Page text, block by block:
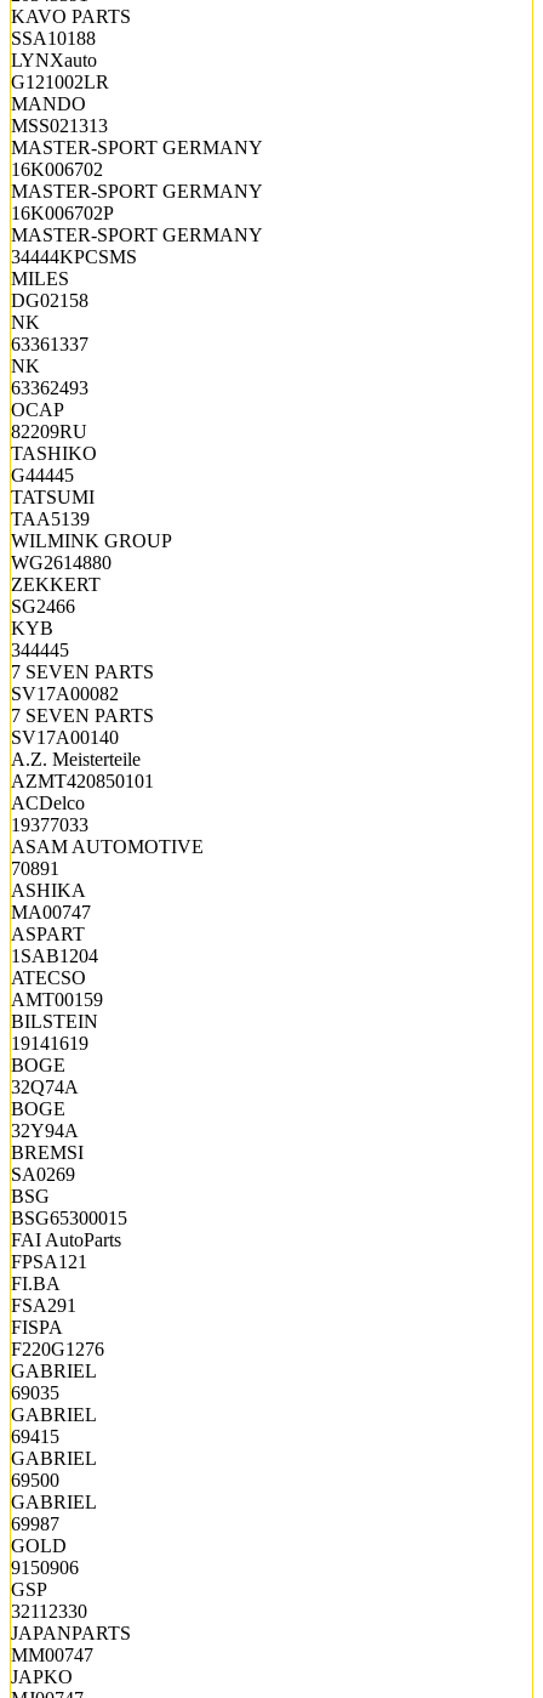
KAVO PARTS
SSA10188
LYNXauto
G121002LR
MANDO
MSS021313
MASTER-SPORT GERMANY
16K006702
MASTER-SPORT GERMANY
16K006702P
MASTER-SPORT GERMANY
34444KPCSMS
MILES
DG02158
NK
63361337
NK
63362493
OCAP
82209RU
TASHIKO
G44445
TATSUMI
TAA5139
WILMINK GROUP
WG2614880
ZEKKERT
SG2466
KYB
344445
7 SEVEN PARTS
SV17A00082
7 SEVEN PARTS
SV17A00140
A.Z. Meisterteile
AZMT420850101
ACDelco
19377033
ASAM AUTOMOTIVE
70891
ASHIKA
MA00747
ASPART
1SAB1204
ATECSO
AMT00159
BILSTEIN
19141619
BOGE
32Q74A
BOGE
32Y94A
BREMSI
SA0269
BSG
BSG65300015
FAI AutoParts
FPSA121
FI.BA
FSA291
FISPA
F220G1276
GABRIEL
69035
GABRIEL
69415
GABRIEL
69500
GABRIEL
69987
GOLD
9150906
GSP
32112330
JAPANPARTS
MM00747
JAPKO